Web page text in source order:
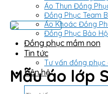
Áo Thun Đồng
Đồng Phục Team
Áo Khoác Đồng
Đồng Phục Bảo
Đồng phục mầm non
Tin tức
Tư vấn đồng phục
Liên hệ
Mẫu áo lớp